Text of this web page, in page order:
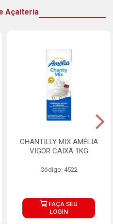
Açaiteria
CHANTILLY MIX AMÉLIA
VIGOR CAIXA 1KG
Código: 4522
FAÇA SEU
LOGIN